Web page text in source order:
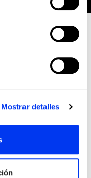
Mostrar detalles
325,00 €